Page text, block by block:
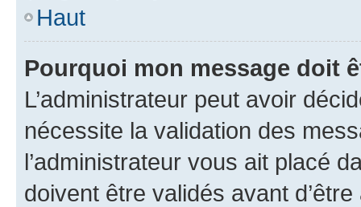
Haut
Pourquoi mon message doit
L’administrateur peut avoir
nécessite la validation des
l’administrateur vous ait placé
doivent être validés avant